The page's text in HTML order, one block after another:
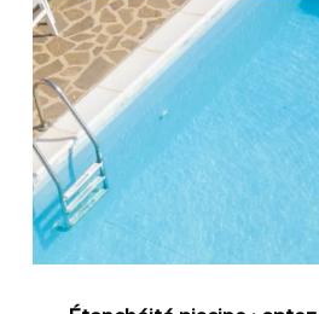
Étanchéité
piscine
:
optez
pour
le
liner